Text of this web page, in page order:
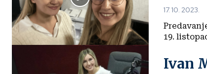
17. 10. 2023.
Ivan